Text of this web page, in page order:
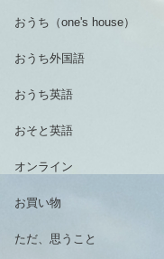
おうち（one's house）
おうち外国語
おうち英語
おそと英語
オンライン
お買い物
ただ、思うこと